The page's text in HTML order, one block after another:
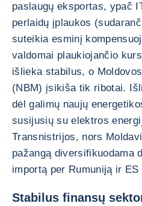
paslaugų eksportas, ypač
perlaidų įplaukos
suteikia esminį
valdomai plaukiojančio
išlieka stabilus, o
(NBM) įsikiša tik ribotai.
dėl galimų naujų
susijusių su elektros
Transnistrijos, nors
pažangą diversifikuodama
importą per Rumuniją ir
Stabilus finansų